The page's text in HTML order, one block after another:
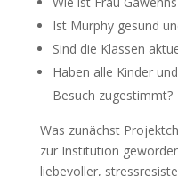
Ist Murphy gesund
Sind die Klassen
Haben alle Kinder
Besuch zugestimmt?
Was zunächst
zur Institution
liebevoller,